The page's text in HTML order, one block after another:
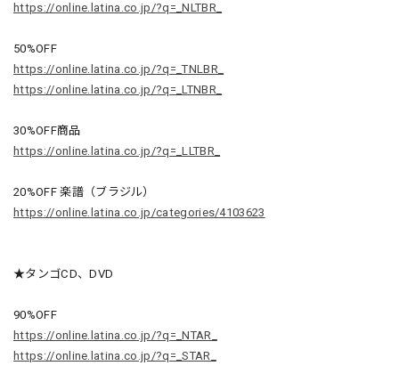
https://online.latina.co.jp/?q=_NLTBR_
50%OFF
https://online.latina.co.jp/?q=_TNLBR_
https://online.latina.co.jp/?q=_LTNBR_
30%OFF商品
https://online.latina.co.jp/?q=_LLTBR_
20%OFF 楽譜（ブラジル）
https://online.latina.co.jp/categories/4103623
★タンゴCD、DVD
90%OFF
https://online.latina.co.jp/?q=_NTAR_
https://online.latina.co.jp/?q=_STAR_